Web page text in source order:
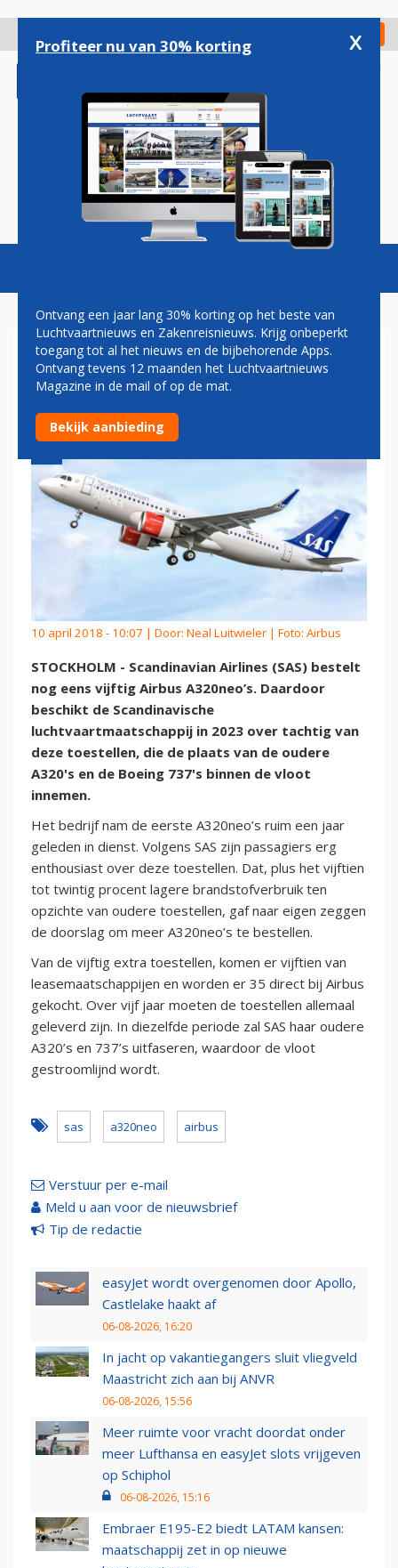
gaan
Check in
Magazine Podcasts Vacatures
TACHTIG AIRBUS A320NEO'S
VOOR SAS
10 april 2018 - 10:07 | Door: Neal Luitwieler | Foto: Airbus
STOCKHOLM - Scandinavian Airlines (SAS) bestelt
nog eens vijftig Airbus A320neo’s. Daardoor
beschikt de Scandinavische
luchtvaartmaatschappij in 2023 over tachtig van
deze toestellen, die de plaats van de oudere
A320's en de Boeing 737's binnen de vloot
innemen.
Het bedrijf nam de eerste A320neo’s ruim een jaar
geleden in dienst. Volgens SAS zijn passagiers erg
enthousiast over deze toestellen. Dat, plus het vijftien
tot twintig procent lagere brandstofverbruik ten
opzichte van oudere toestellen, gaf naar eigen zeggen
de doorslag om meer A320neo’s te bestellen.
Van de vijftig extra toestellen, komen er vijftien van
leasemaatschappijen en worden er 35 direct bij Airbus
gekocht. Over vijf jaar moeten de toestellen allemaal
geleverd zijn. In diezelfde periode zal SAS haar oudere
A320’s en 737’s uitfaseren, waardoor de vloot
gestroomlijnd wordt.
sas a320neo airbus
Verstuur per e-mail
Meld u aan voor de nieuwsbrief
Tip de redactie
easyJet wordt overgenomen door Apollo,
Castlelake haakt af
06-08-2026, 16:20
In jacht op vakantiegangers sluit vliegveld
Maastricht zich aan bij ANVR
06-08-2026, 15:56
Meer ruimte voor vracht doordat onder
meer Lufthansa en easyJet slots vrijgeven
op Schiphol
06-08-2026, 15:16
Embraer E195-E2 biedt LATAM kansen:
maatschappij zet in op nieuwe
Profiteer nu van 30% korting x
Ontvang een jaar lang 30% korting op het beste van
Luchtvaartnieuws en Zakenreisnieuws. Krijg onbeperkt
toegang tot al het nieuws en de bijbehorende Apps.
Ontvang tevens 12 maanden het Luchtvaartnieuws
Magazine in de mail of op de mat.
Bekijk aanbieding